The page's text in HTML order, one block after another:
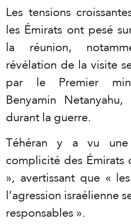
Les tensions
les Émirats ont pesé
la réunion,
révélation de la visite
par le Premier
Benyamin
durant la guerre.
Téhéran y a vu
complicité des Émirats
», avertissant que «
l’agression israélienne
responsables ».